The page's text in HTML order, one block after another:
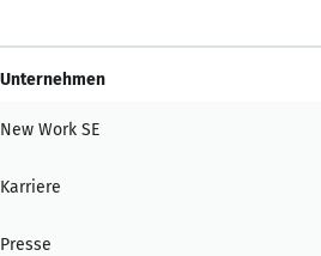
Unternehmen
New Work SE
Karriere
Presse